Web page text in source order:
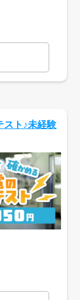
スト♪未経験